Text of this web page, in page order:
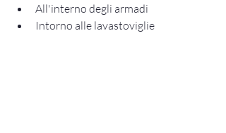
All'interno degli armadi
Intorno alle lavastoviglie